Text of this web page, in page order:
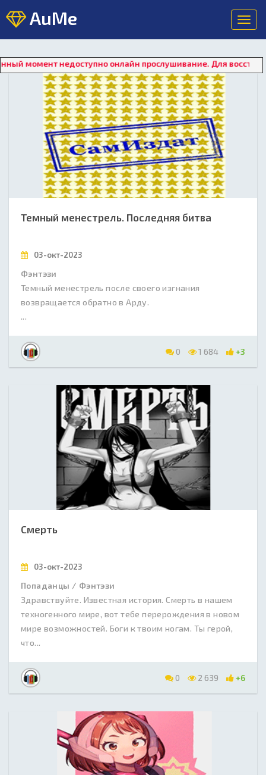
AuMe
онлайн прослушивание. Для восстановления
Темный менестрель. Последняя битва
03-окт-2023
Фэнтэзи
Темный менестрель после своего изгнания
возвращается обратно в Арду.
...
0 1 684 +3
Смерть
03-окт-2023
Попаданцы / Фэнтэзи
Здравствуйте. Известная история. Смерть в нашем
техногенного мире, вот тебе перерождения в новом
мире возможностей. Боги к твоим ногам. Ты герой,
что...
0 2 639 +6